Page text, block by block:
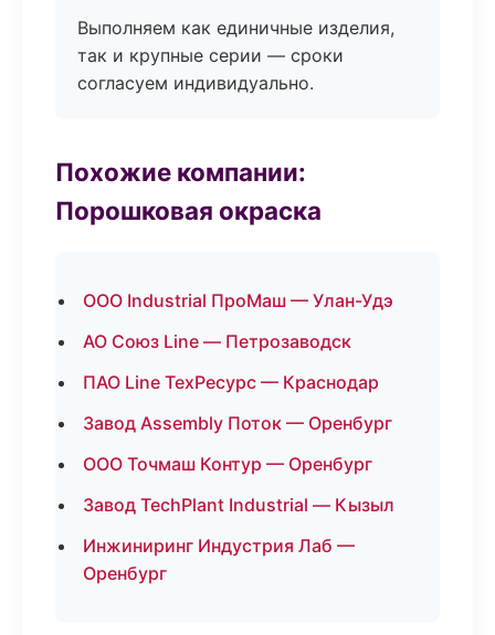
Выполняем как единичные изделия,
так и крупные серии — сроки
согласуем индивидуально.
Похожие компании:
Порошковая окраска
ООО Industrial ПроМаш — Улан-Удэ
АО Союз Line — Петрозаводск
ПАО Line ТехРесурс — Краснодар
Завод Assembly Поток — Оренбург
ООО Точмаш Контур — Оренбург
Завод TechPlant Industrial — Кызыл
Инжиниринг Индустрия Лаб —
Оренбург